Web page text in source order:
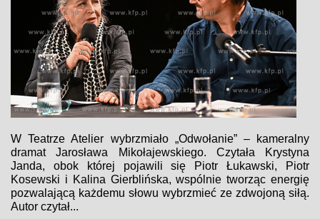
W Teatrze Atelier wybrzmiało „Odwołanie” – kameralny
dramat Jarosława Mikołajewskiego. Czytała Krystyna
Janda, obok której pojawili się Piotr Łukawski, Piotr
Kosewski i Kalina Gierblińska, wspólnie tworząc energię
pozwalającą każdemu słowu wybrzmieć ze zdwojoną siłą.
Autor czytał...